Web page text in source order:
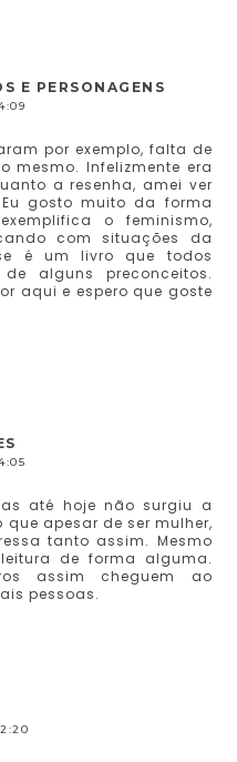
E PERSONAGENS
por exemplo, falta de
mesmo. Infelizmente era
a resenha, amei ver
gosto muito da forma
o feminismo,
com situações da
é um livro que todos
alguns preconceitos.
aqui e espero que goste
até hoje não surgiu a
apesar de ser mulher,
tanto assim. Mesmo
de forma alguma.
assim cheguem ao
pessoas.